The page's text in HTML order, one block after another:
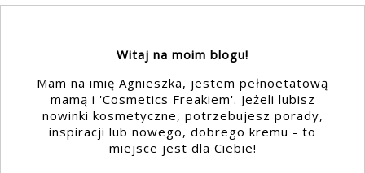
Witaj na moim blogu!
Mam na imię Agnieszka, jestem pełnoetatową
mamą i 'Cosmetics Freakiem'. Jeżeli lubisz
nowinki kosmetyczne, potrzebujesz porady,
inspiracji lub nowego, dobrego kremu - to
miejsce jest dla Ciebie!